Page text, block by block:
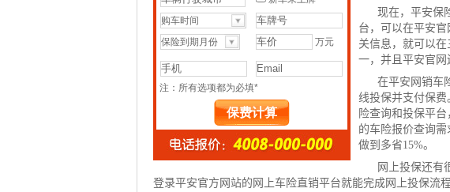
现在，平安保
台，可以在平安官
关信息，就可以
一，并且平安官网
在平安网销车
线投保并支付保
险查询和投保平
的车险报价查询需
做到多省15%。
网上投保还有
登录平安官方网站的网上车险直销平台就能完成网上投保流